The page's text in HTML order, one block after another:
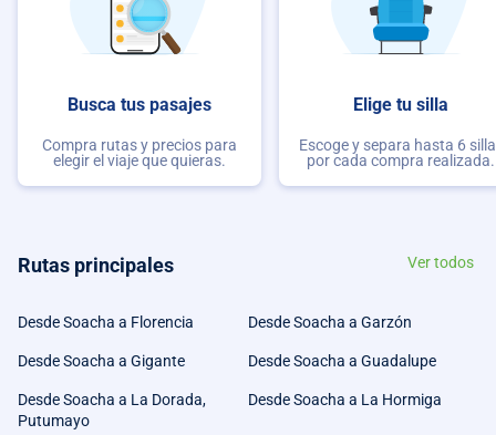
Busca tus pasajes
Compra rutas y precios para
elegir el viaje que quieras.
Elige tu silla
Escoge y separa hasta 6
por cada compra realizada.
Rutas principales Ver todos
Desde Soacha a Florencia Desde Soacha a Garzón
Desde Soacha a Gigante Desde Soacha a Guadalupe
Desde Soacha a La Dorada,
Putumayo
Desde Soacha a La Hormiga